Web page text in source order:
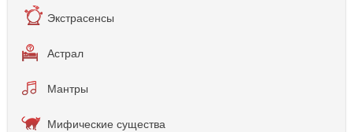
Экстрасенсы
Астрал
Мантры
Мифические существа